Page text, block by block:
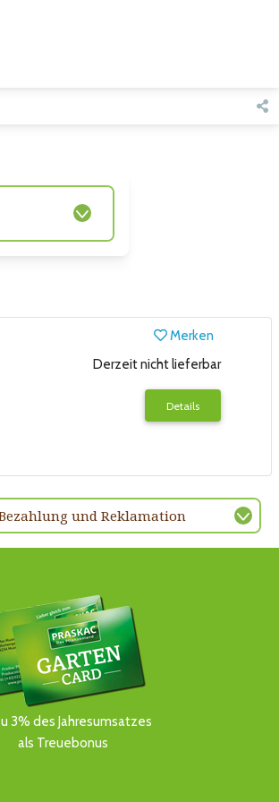
Merken
Derzeit nicht lieferbar
Details
und Reklamation
3% des Jahresumsatzes
als Treuebonus